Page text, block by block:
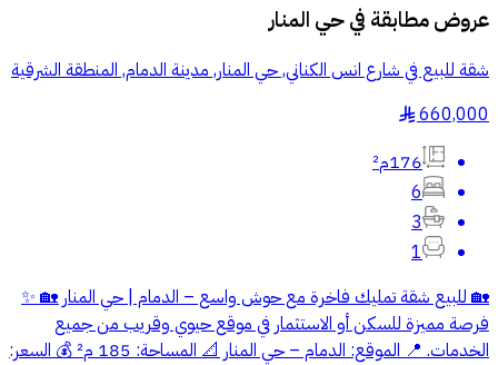
عروض مطابقة فيحي المنار
شقة للبيع في شارع انس الكناني, حي المنار, مدينة الدمام, المنطقة الشرقية
660,000
§
176م²
6
3
1
🏡 للبيع شقة تمليك فاخرة مع حوش واسع – الدمام | حي المنار 🏡 ✨
فرصة مميزة للسكن أو الاستثمار في موقع حيوي وقريب من جميع
الخدمات. 📍 الموقع: الدمام – حي المنار 📐 المساحة: 185 م² 💰 السعر: